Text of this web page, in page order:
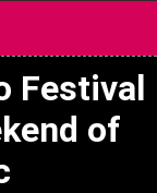
Festival
of